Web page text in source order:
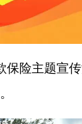
险主题宣传